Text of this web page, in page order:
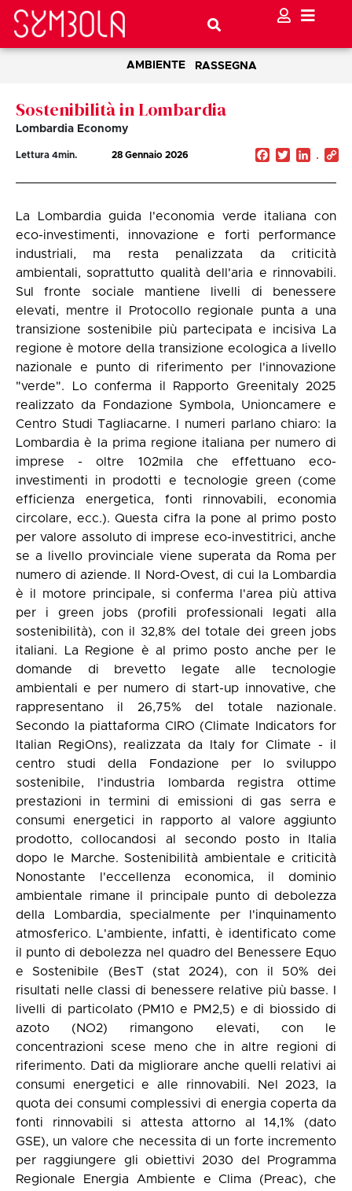
AMBIENTE RASSEGNA
Sostenibilità in Lombardia
Lombardia Economy
Lettura 4min. 28 Gennaio 2026 Facebook
Twitter
La Lombardia guida l'economia verde italiana con
eco-investimenti, innovazione e forti performance
industriali, ma resta penalizzata da criticità
ambientali, soprattutto qualità dell'aria e rinnovabili.
Sul fronte sociale mantiene livelli di benessere
elevati, mentre il Protocollo regionale punta a una
transizione sostenibile più partecipata e incisiva La
regione è motore della transizione ecologica a livello
nazionale e punto di riferimento per l'innovazione
"verde". Lo conferma il Rapporto Greenitaly 2025
realizzato da Fondazione Symbola, Unioncamere e
Centro Studi Tagliacarne. I numeri parlano chiaro: la
Lombardia è la prima regione italiana per numero di
imprese - oltre 102mila che effettuano eco-
investimenti in prodotti e tecnologie green (come
efficienza energetica, fonti rinnovabili, economia
circolare, ecc.). Questa cifra la pone al primo posto
per valore assoluto di imprese eco-investitrici, anche
se a livello provinciale viene superata da Roma per
numero di aziende. Il Nord-Ovest, di cui la Lombardia
è il motore principale, si conferma l'area più attiva
per i green jobs (profili professionali legati alla
sostenibilità), con il 32,8% del totale dei green jobs
italiani. La Regione è al primo posto anche per le
domande di brevetto legate alle tecnologie
ambientali e per numero di start-up innovative, che
rappresentano il 26,75% del totale nazionale.
Secondo la piattaforma CIRO (Climate Indicators for
Italian RegiOns), realizzata da Italy for Climate - il
centro studi della Fondazione per lo sviluppo
sostenibile, l'industria lombarda registra ottime
prestazioni in termini di emissioni di gas serra e
consumi energetici in rapporto al valore aggiunto
prodotto, collocandosi al secondo posto in Italia
dopo le Marche. Sostenibilità ambientale e criticità
Nonostante l'eccellenza economica, il dominio
ambientale rimane il principale punto di debolezza
della Lombardia, specialmente per l'inquinamento
atmosferico. L'ambiente, infatti, è identificato come
il punto di debolezza nel quadro del Benessere Equo
e Sostenibile (BesT (stat 2024), con il 50% dei
risultati nelle classi di benessere relative più basse. I
livelli di particolato (PM10 e PM2,5) e di biossido di
azoto (NO2) rimangono elevati, con le
concentrazioni scese meno che in altre regioni di
riferimento. Dati da migliorare anche quelli relativi ai
consumi energetici e alle rinnovabili. Nel 2023, la
quota dei consumi complessivi di energia coperta da
fonti rinnovabili si attesta attorno al 14,1% (dato
GSE), un valore che necessita di un forte incremento
per raggiungere gli obiettivi 2030 del Programma
Regionale Energia Ambiente e Clima (Preac), che